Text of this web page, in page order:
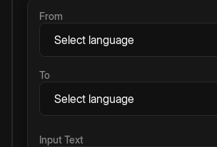
From
To
Input Text